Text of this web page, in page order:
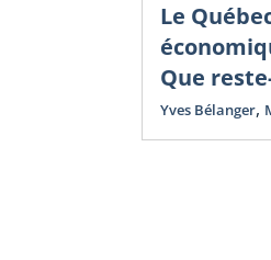
Le
Que
Yves Bélanger,